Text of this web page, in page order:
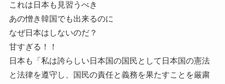
これは日本も見習うべき
あの憎き韓国でも出来るのに
なぜ日本はしないのだ？
甘すぎる！！
日本も「私は誇らしい日本国の国民として日本国の憲法
と法律を遵守し、国民の責任と義務を果たすことを厳粛